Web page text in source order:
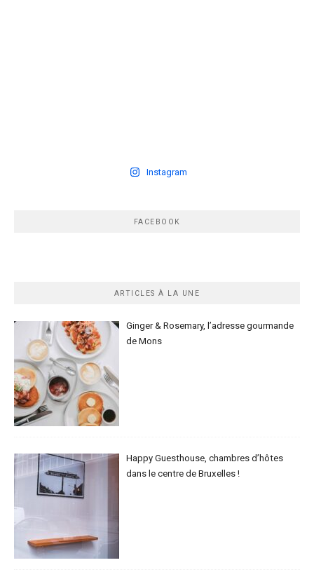
Instagram
FACEBOOK
ARTICLES À LA UNE
Ginger & Rosemary, l’adresse gourmande
de Mons
Happy Guesthouse, chambres d’hôtes
dans le centre de Bruxelles !